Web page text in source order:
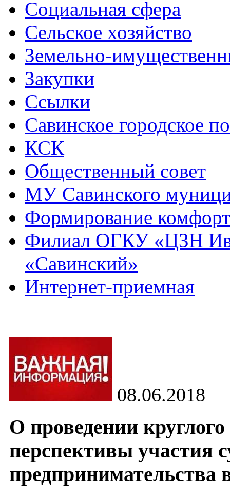
Социальная сфера
Сельское хозяйство
Земельно-
Закупки
Ссылки
Савинское городское
КСК
Общественный совет
МУ Савинского
Формирование
Филиал ОГКУ «ЦЗН
«Савинский»
Интернет-приемная
08.06.2018
О проведении
перспективы участия
предпринимательства